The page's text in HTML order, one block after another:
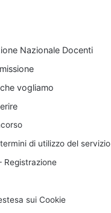
Nazionale Docenti
vogliamo
di utilizzo del servizio
Registrazione
sui Cookie